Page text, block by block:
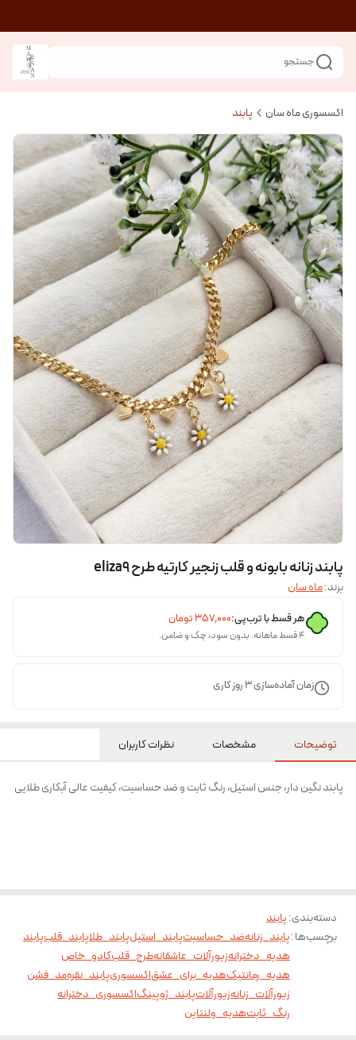
جستجو
اکسسوری ماه سان پابند
پابند زنانه بابونه و قلب زنجیر کارتیه طرح eliza9
برند:ماه سان
هر قسط با ترب‌پی:۳۵۷٬۰۰۰تومان
۴ قسط ماهانه. بدون سود، چک و ضامن.
زمان آماده‌سازی3روز کاری
توضیحات مشخصات نظرات کاربران
پابند نگین دار، جنس استیل، رنگ ثابت و ضد حساسیت، کیفیت عالی آبکاری طلایی
دسته‌بندی:پابند
برچسب‌ها :پابند_زنانهضد_حساسیتپابند_استیلپابند_طلاپابند_قلبپابند
هدیه_دخترانهزیورآلات_عاشقانهطرح_قلبکادو_خاص
هدیه_رمانتیکهدیه_برای_عشقاکسسوریپابند_نقرهمد_فشن
زیورآلات_زنانهزیورآلاتپابند_ژوپینگاکسسوری_دخترانه
رنگ_ثابتهدیه_ولنتاین